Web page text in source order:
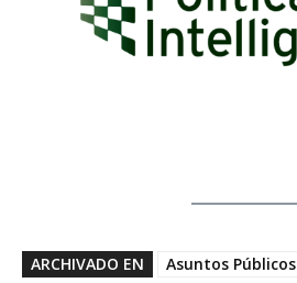
ARCHIVADO EN
Asuntos Públicos